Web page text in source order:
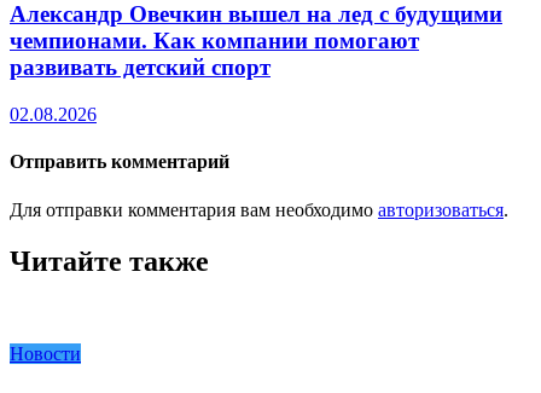
Александр Овечкин вышел на лед с будущими
чемпионами. Как компании помогают
развивать детский спорт
02.08.2026
Отправить комментарий
Для отправки комментария вам необходимо авторизоваться.
Читайте также
Новости